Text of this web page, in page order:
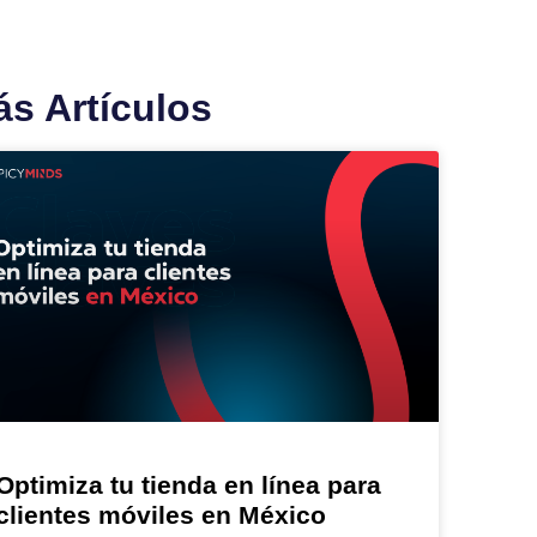
Artículos
tu tienda en línea para
móviles en México